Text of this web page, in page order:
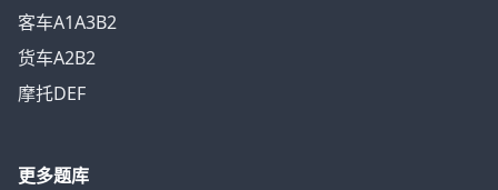
客车A1A3B2
货车A2B2
摩托DEF
更多题库